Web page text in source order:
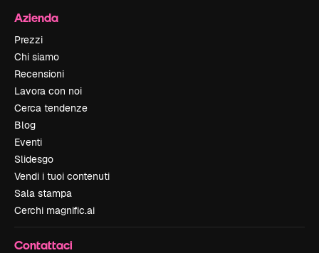
Azienda
Prezzi
Chi siamo
Recensioni
Lavora con noi
Cerca tendenze
Blog
Eventi
Slidesgo
Vendi i tuoi contenuti
Sala stampa
Cerchi magnific.ai
Contattaci